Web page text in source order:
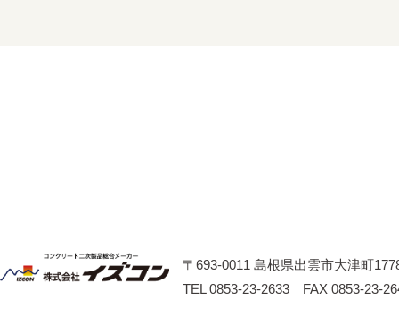
〒693-0011 島根県出雲市大津町
TEL 0853-23-2633 FAX 0853-23-